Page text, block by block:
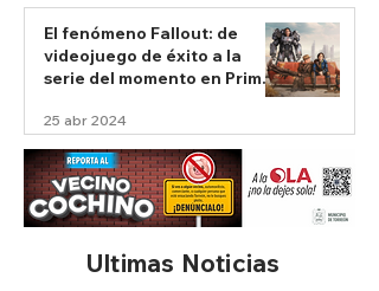
El fenómeno Fallout: de
videojuego de éxito a la
serie del momento en Prime
25 abr 2024
Ultimas Noticias